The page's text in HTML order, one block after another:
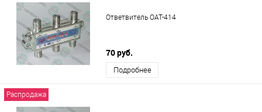
Ответвитель ОАТ-414
70 руб.
Подробнее
Распродажа